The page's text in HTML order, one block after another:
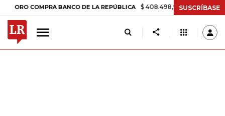
COMPRA BANCO DE LA REPÚBLICA $ 408.498,97 +$ 8.753,81 +2,19%
SUSCRÍBASE